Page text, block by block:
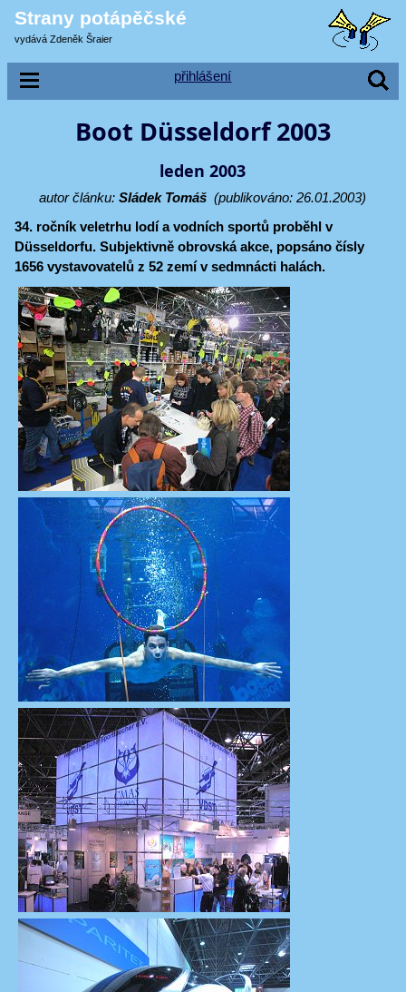
Strany potápěčské
vydává Zdeněk Šraier
přihlášení
Boot Düsseldorf 2003
leden 2003
autor článku:Sládek Tomáš (publikováno: 26.01.2003)
34. ročník veletrhu lodí a vodních sportů proběhl v
Düsseldorfu. Subjektivně obrovská akce, popsáno čísly
1656 vystavovatelů z 52 zemí v sedmnácti halách.